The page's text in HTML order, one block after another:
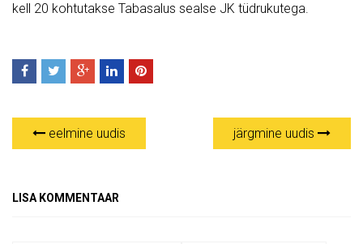
kell 20 kohtutakse Tabasalus sealse JK tüdrukutega.
eelmine uudis järgmine uudis
LISA KOMMENTAAR